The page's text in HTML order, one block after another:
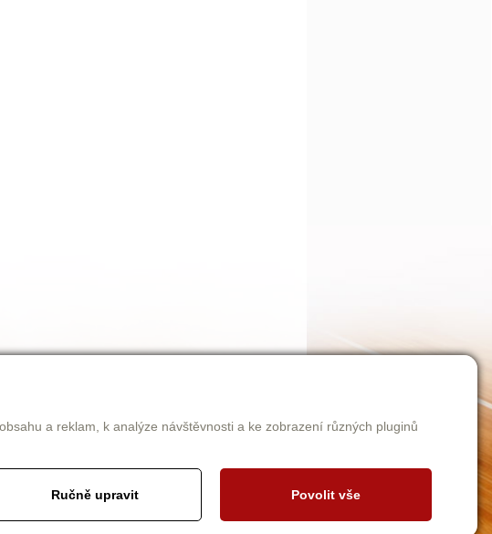
a reklam, k analýze návštěvnosti a ke zobrazení různých pluginů
Ručně upravit Povolit vše